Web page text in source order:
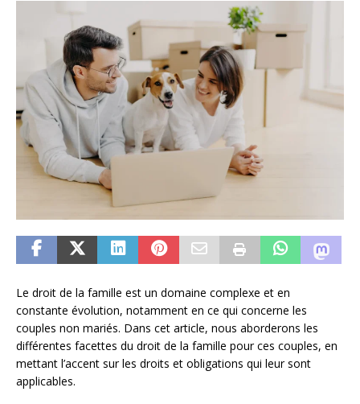
Le droit de la famille est un domaine complexe et en
constante évolution, notamment en ce qui concerne les
couples non mariés. Dans cet article, nous aborderons les
différentes facettes du droit de la famille pour ces couples, en
mettant l’accent sur les droits et obligations qui leur sont
applicables.